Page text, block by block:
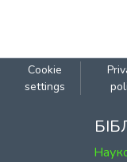
Cookie
settings